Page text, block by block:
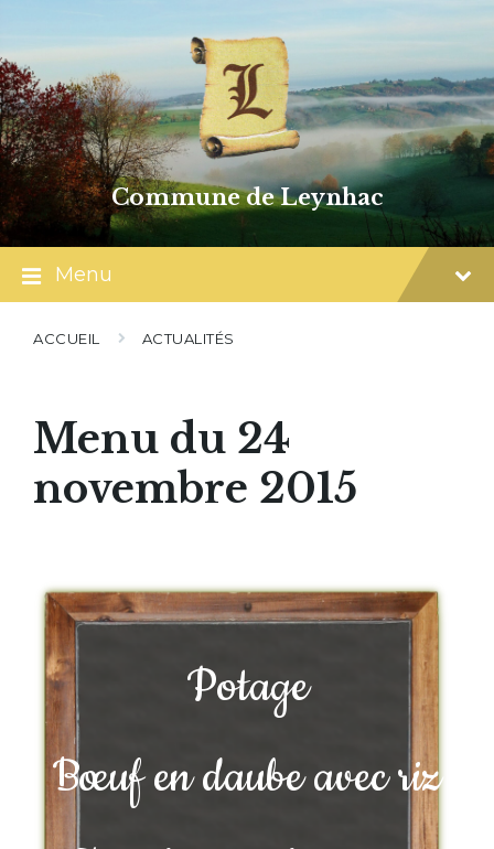
content
main
navigation
footer
Commune de Leynhac
Menu
ACCUEIL ACTUALITÉS
Menu du 24
novembre 2015
Potage
Bœuf en daube avec riz